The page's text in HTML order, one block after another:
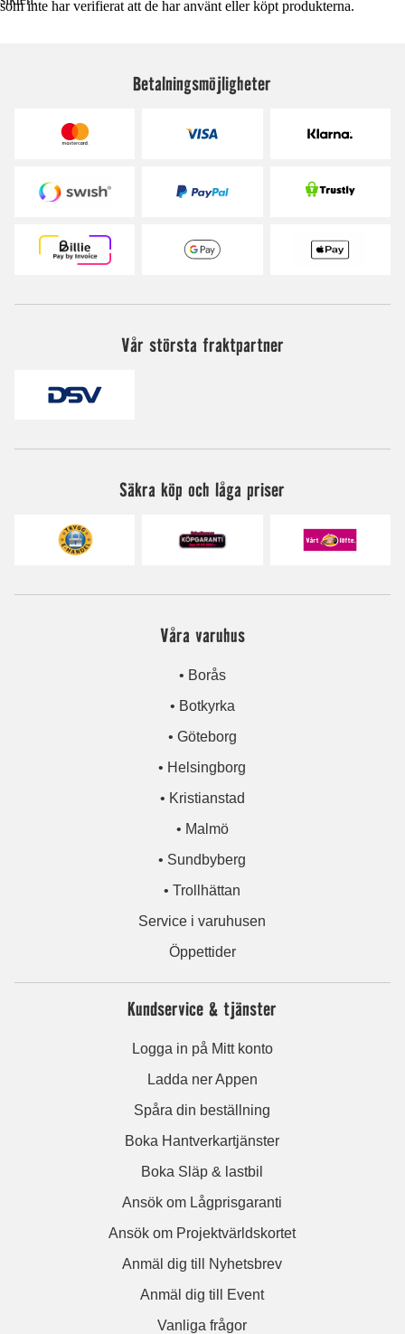
som inte har verifierat att de har använt eller köpt produkterna.
Betalningsmöjligheter
Vår största fraktpartner
Säkra köp och låga priser
Våra varuhus
• Borås
• Botkyrka
• Göteborg
• Helsingborg
• Kristianstad
• Malmö
• Sundbyberg
• Trollhättan
Service i varuhusen
Öppettider
Kundservice & tjänster
Logga in på Mitt konto
Ladda ner Appen
Spåra din beställning
Boka Hantverkartjänster
Boka Släp & lastbil
Ansök om Lågprisgaranti
Ansök om Projektvärldskortet
Anmäl dig till Nyhetsbrev
Anmäl dig till Event
Vanliga frågor